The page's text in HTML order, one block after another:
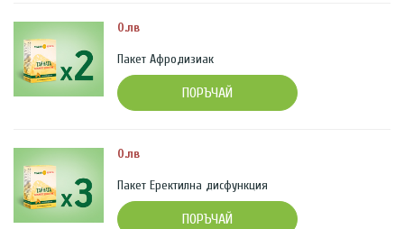
0.лв
Пакет Афродизиак
ПОРЪЧАЙ
0.лв
Пакет Еректилна дисфункция
ПОРЪЧАЙ